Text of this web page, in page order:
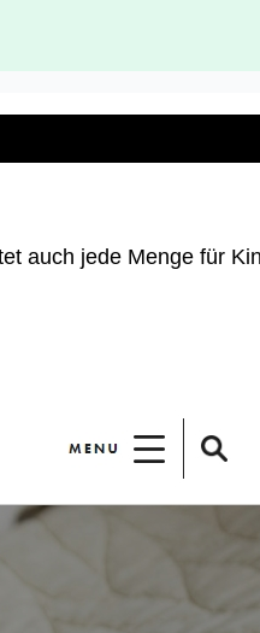
auch jede Menge für